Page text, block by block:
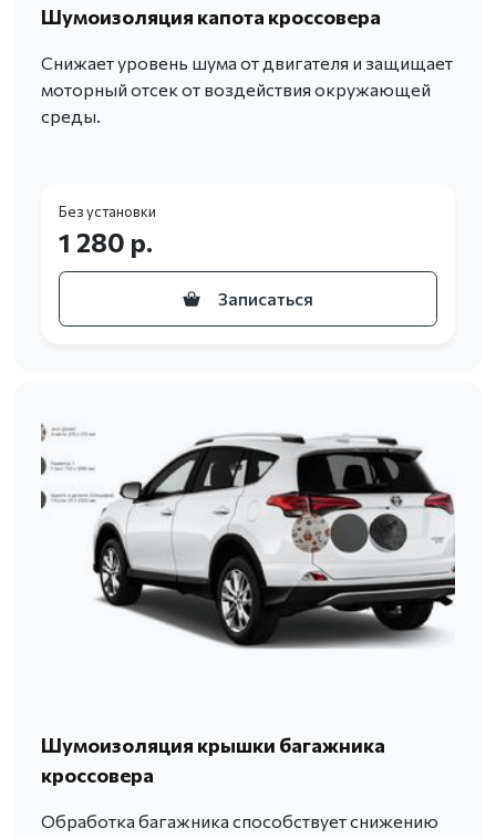
Шумоизоляция капота кроссовера
Снижает уровень шума от двигателя и защищает
моторный отсек от воздействия окружающей
среды.
Без установки
1 280 р.
Записаться
Шумоизоляция крышки багажника
кроссовера
Обработка багажника способствует снижению